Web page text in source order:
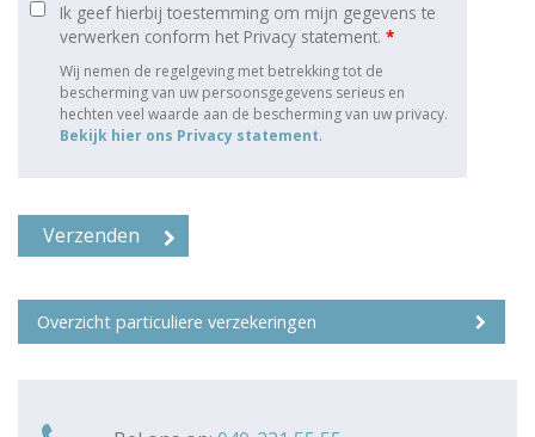
Ik geef hierbij toestemming om mijn gegevens te
verwerken conform het Privacy statement. *
Wij nemen de regelgeving met betrekking tot de
bescherming van uw persoonsgegevens serieus en
hechten veel waarde aan de bescherming van uw privacy.
Bekijk hier ons Privacy statement.
Overzicht particuliere verzekeringen